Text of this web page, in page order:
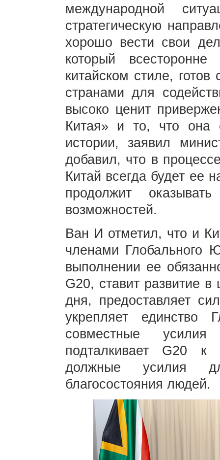
международной
стратегическую
хорошо вести свои
который
китайском стиле,
странами для
высоко ценит
Китая» и то, что она
истории, заявил
добавил, что в
Китай всегда будет ее
продолжит
возможностей.
Ван И отметил, что и
членами
выполнении ее
G20, ставит развитие
дня, предоставляет
укрепляет единство
совместные
подталкивает G20
должные усилия
благосостояния людей.